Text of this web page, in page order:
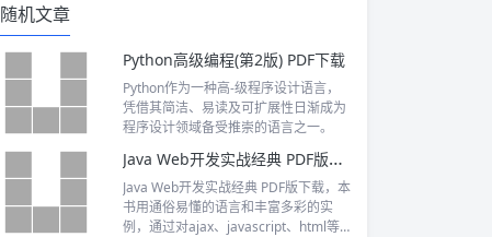
随机文章
Python高级编程(第2版) PDF下载
Python作为一种高-级程序设计语言，
凭借其简洁、易读及可扩展性日渐成为
程序设计领域备受推崇的语言之一。
Java Web开发实战经典 PDF版下载
Java Web开发实战经典 PDF版下载，本
书用通俗易懂的语言和丰富多彩的实
例，通过对ajax、javascript、html等w